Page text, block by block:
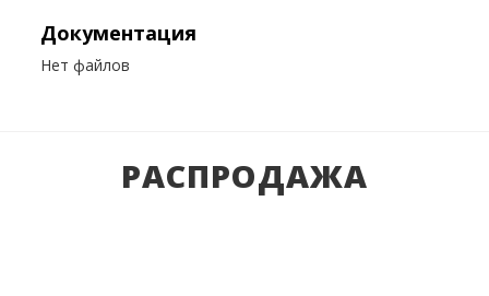
Документация
Нет файлов
РАСПРОДАЖА